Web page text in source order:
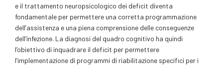
e il trattamento neuropsicologico dei deficit diventa
fondamentale per permettere una corretta programmazione
dell’assistenza e una piena comprensione delle conseguenze
dell’infezione. La diagnosi del quadro cognitivo ha quindi
l’obiettivo di inquadrare il deficit per permettere
l’implementazione di programmi di riabilitazione specifici per i